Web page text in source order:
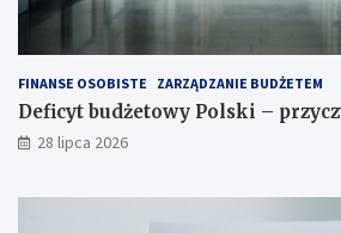
FINANSE OSOBISTE ZARZĄDZANIE BUDŻETEM
Deficyt budżetowy Polski –
28 lipca 2026